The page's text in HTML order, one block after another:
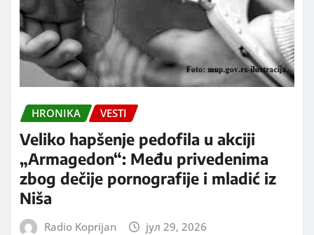
HRONIKA VESTI
Veliko hapšenje pedofila u akciji
„Armagedon“: Među privedenima
zbog dečije pornografije i mladić iz
Niša
Radio Koprijan јул 29, 2026